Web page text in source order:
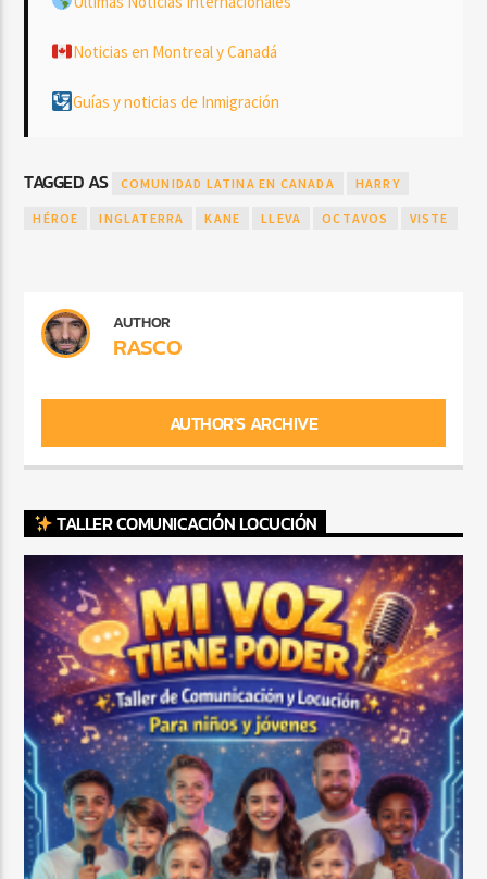
Noticias en Montreal y Canadá
Guías y noticias de Inmigración
TAGGED AS COMUNIDAD LATINA EN CANADA HARRY
HÉROE INGLATERRA KANE LLEVA OCTAVOS VISTE
AUTHOR
RASCO
AUTHOR'S ARCHIVE
TALLER COMUNICACIÓN LOCUCIÓN